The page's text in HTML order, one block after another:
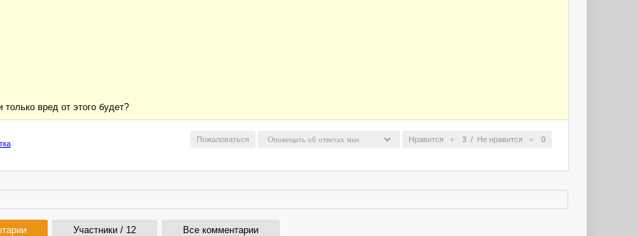
вред от этого будет?
Нравится 3 / Не нравится 0
Пожаловаться
Участники / 12 Все комментарии